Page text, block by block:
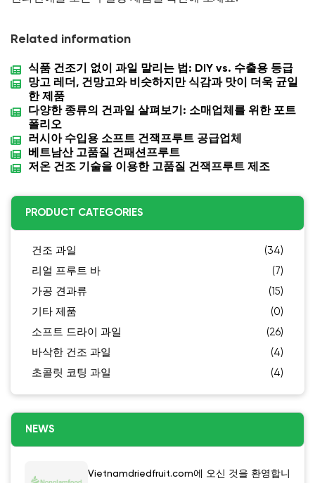
Related information
식품 건조기 없이 과일 말리는 법: DIY vs. 수출용 등급
망고 레더, 건망고와 비슷하지만 식감과 맛이 더욱 균일
한 제품
다양한 종류의 건과일 살펴보기: 소매업체를 위한 포트
폴리오
러시아 수입용 소프트 건잭프루트 공급업체
베트남산 고품질 건패션프루트
저온 건조 기술을 이용한 고품질 건잭프루트 제조
PRODUCT CATEGORIES
건조 과일
(34)
리얼 프루트 바
(7)
가공 견과류
(15)
기타 제품
(0)
소프트 드라이 과일
(26)
바삭한 건조 과일
(4)
초콜릿 코팅 과일
(4)
NEWS
Vietnamdriedfruit.com에 오신 것을 환영합니